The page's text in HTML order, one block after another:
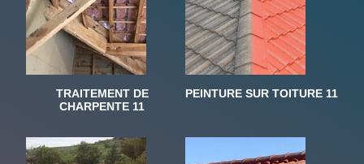
TRAITEMENT DE
CHARPENTE 11
PEINTURE SUR TOITURE 11